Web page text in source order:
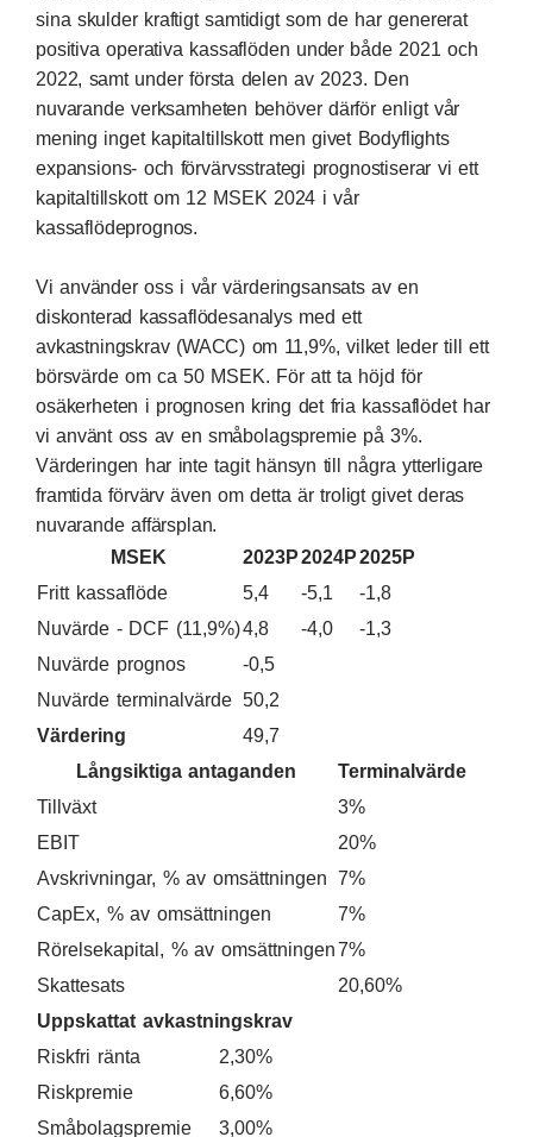
sina skulder kraftigt samtidigt som de har genererat
positiva operativa kassaflöden under både 2021 och
2022, samt under första delen av 2023. Den
nuvarande verksamheten behöver därför enligt vår
mening inget kapitaltillskott men givet Bodyflights
expansions- och förvärvsstrategi prognostiserar vi ett
kapitaltillskott om 12 MSEK 2024 i vår
kassaflödeprognos.
Vi använder oss i vår värderingsansats av en
diskonterad kassaflödesanalys med ett
avkastningskrav (WACC) om 11,9%, vilket leder till ett
börsvärde om ca 50 MSEK. För att ta höjd för
osäkerheten i prognosen kring det fria kassaflödet har
vi använt oss av en småbolagspremie på 3%.
Värderingen har inte tagit hänsyn till några ytterligare
framtida förvärv även om detta är troligt givet deras
nuvarande affärsplan.
MSEK
2023P2024P2025P
Fritt kassaflöde
5,4 -5,1
-1,8
Nuvärde - DCF (11,9%)4,8 -4,0
-1,3
Nuvärde prognos
-0,5
Nuvärde terminalvärde 50,2
Värdering
49,7
Långsiktiga antaganden
Terminalvärde
Tillväxt
3%
EBIT
20%
Avskrivningar, % av omsättningen 7%
CapEx, % av omsättningen
7%
Rörelsekapital, % av omsättningen7%
Skattesats
20,60%
Uppskattat avkastningskrav
Riskfri ränta
2,30%
Riskpremie
6,60%
Småbolagspremie
3,00%